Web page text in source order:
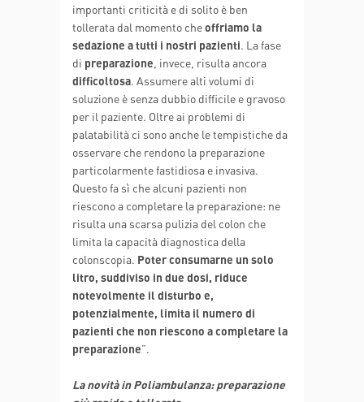
importanti criticità e di solito è ben
tollerata dal momento cheoffriamo la
sedazione a tutti i nostri pazienti. La fase
di preparazione , invece, risulta ancora
difficoltosa. Assumere alti volumi di
soluzione è senza dubbio difficile e gravoso
per il paziente. Oltre ai problemi di
palatabilità ci sono anche le tempistiche da
osservare che rendono la preparazione
particolarmente fastidiosa e invasiva.
Questo fa sì che alcuni pazienti non
riescono a completare la preparazione: ne
risulta una scarsa pulizia del colon che
limita la capacità diagnostica della
colonscopia. Poter consumarne un solo
litro, suddiviso in due dosi, riduce
notevolmente il disturbo e,
potenzialmente, limita il numero di
pazienti che non riescono a completare la
preparazione”.
La novità in Poliambulanza: preparazione